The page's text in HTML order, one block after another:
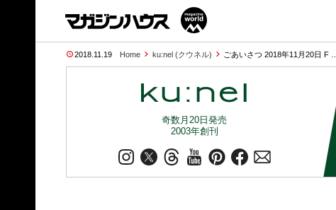
2018.11.19 Home ku:nel (クウネル) ごあいさつ 2018年11月20日 F …
奇数月20日発売
2003年創刊